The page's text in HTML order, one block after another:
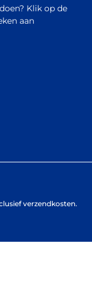
Klik op de
aan
verzendkosten.